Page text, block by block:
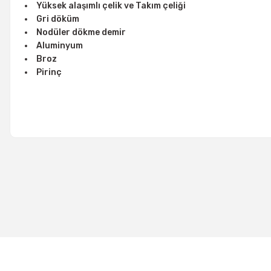
Yüksek alaşımlı çelik ve Takım çeliği
Gri döküm
Nodüler dökme demir
Aluminyum
Broz
Pirinç